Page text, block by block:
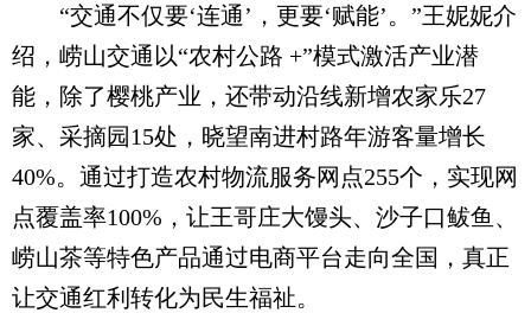
“交通不仅要‘连通’，更要‘赋能’。”王妮妮介
绍，崂山交通以“农村公路 +”模式激活产业潜
能，除了樱桃产业，还带动沿线新增农家乐27
家、采摘园15处，晓望南进村路年游客量增长
40%。通过打造农村物流服务网点255个，实现网
点覆盖率100%，让王哥庄大馒头、沙子口鲅鱼、
崂山茶等特色产品通过电商平台走向全国，真正
让交通红利转化为民生福祉。